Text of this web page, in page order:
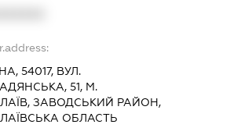
54017, ВУЛ.
51, М.
ЗАВОДСЬКИЙ РАЙОН,
ОБЛАСТЬ